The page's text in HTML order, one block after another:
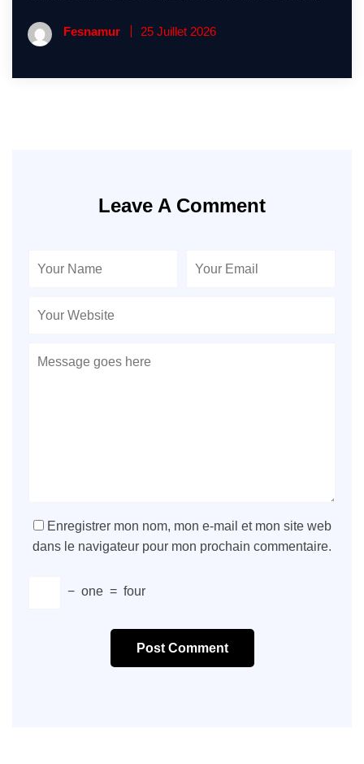
Fesnamur 25 Juillet 2026
Leave A Comment
Enregistrer mon nom, mon e-mail et mon site web
dans le navigateur pour mon prochain commentaire.
− one = four
Post Comment